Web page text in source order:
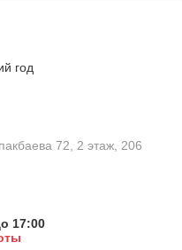
год
72, 2 этаж, 206
17:00